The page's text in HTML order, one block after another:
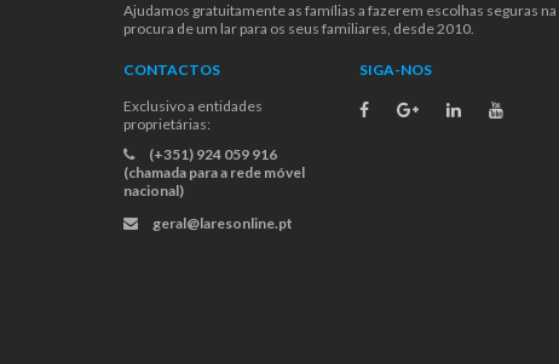
Ajudamos gratuitamente as famílias a fazerem escolhas seguras na
procura de um lar para os seus familiares, desde 2010.
CONTACTOS
Exclusivo a entidades
proprietárias:
(+351) 924 059 916
(chamada para a rede móvel
nacional)
geral@laresonline.pt
SIGA-NOS